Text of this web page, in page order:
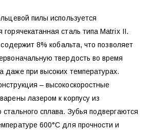
пилы используется
горячекатанная сталь типа Matrix II.
8% кобальта, что позволяет
твердость во время
даже при высоких температурах.
– высокоскоростные
лазером к корпусу из
стального сплава. Зубья подвергаются
600°С для прочности и